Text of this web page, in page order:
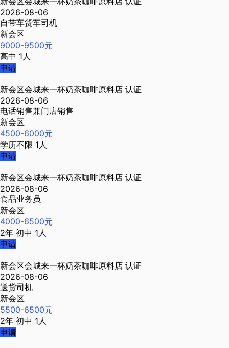
2026-08-06
自带车货车司机
新会区
9000-9500元
高中 1人
申请
新会区会城来一杯奶茶咖啡原料店 认证
2026-08-06
电话销售兼门店销售
新会区
4500-6000元
学历不限 1人
申请
新会区会城来一杯奶茶咖啡原料店 认证
2026-08-06
食品业务员
新会区
4000-6500元
2年 初中 1人
申请
新会区会城来一杯奶茶咖啡原料店 认证
2026-08-06
送货司机
新会区
5500-6500元
2年 初中 1人
申请